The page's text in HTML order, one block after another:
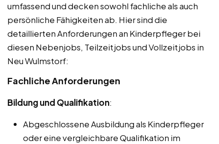
umfassend und decken sowohl fachliche als auch
persönliche Fähigkeiten ab. Hier sind die
detaillierten Anforderungen an Kinderpfleger bei
diesen Nebenjobs, Teilzeitjobs und Vollzeitjobs in
Neu Wulmstorf:
Fachliche Anforderungen
Bildung und Qualifikation:
Abgeschlossene Ausbildung als Kinderpfleger
oder eine vergleichbare Qualifikation im